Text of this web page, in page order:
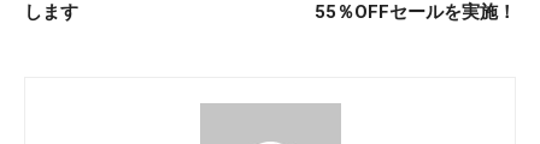
します
55％OFFセールを実施！